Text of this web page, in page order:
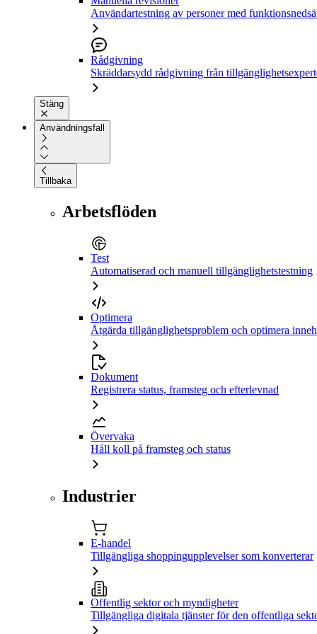
Användartestning av personer med
Rådgivning
Skräddarsydd rådgivning från
Stäng
Användningsfall
Tillbaka
Arbetsflöden
Test
Automatiserad och manuell tillgänglighetstestning
Optimera
Åtgärda tillgänglighetsproblem och optimera
Dokument
Registrera status, framsteg och efterlevnad
Övervaka
Håll koll på framsteg och status
Industrier
E-handel
Tillgängliga shoppingupplevelser som konverterar
Offentlig sektor och myndigheter
Tillgängliga digitala tjänster för den offentliga